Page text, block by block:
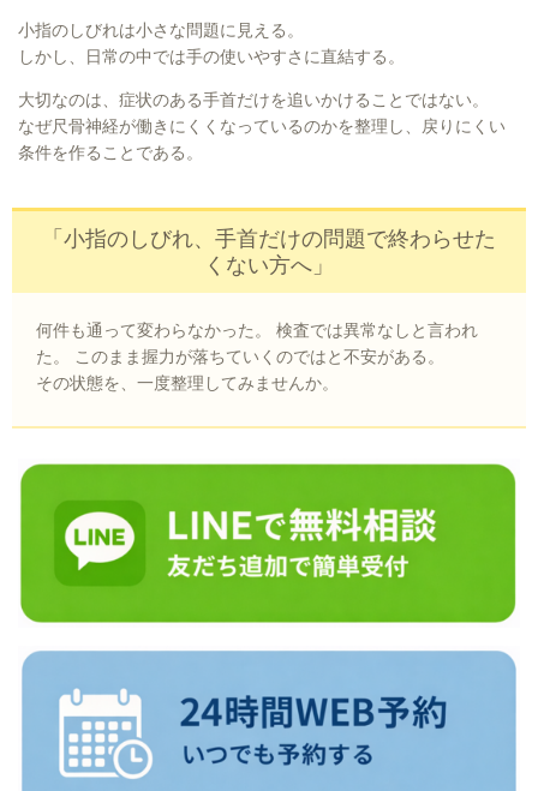
小指のしびれは小さな問題に見える。
しかし、日常の中では手の使いやすさに直結する。
大切なのは、症状のある手首だけを追いかけることではない。
なぜ尺骨神経が働きにくくなっているのかを整理し、戻りにくい
条件を作ることである。
「小指のしびれ、手首だけの問題で終わらせた
くない方へ」
何件も通って変わらなかった。 検査では異常なしと言われ
た。 このまま握力が落ちていくのではと不安がある。
その状態を、一度整理してみませんか。